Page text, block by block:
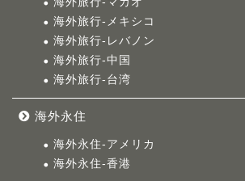
海外旅行-メキシコ
海外旅行-レバノン
海外旅行-中国
海外旅行-台湾
海外永住
海外永住-アメリカ
海外永住-香港